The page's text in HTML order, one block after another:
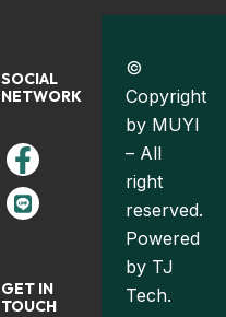
SOCIAL
NETWORK
GET IN
TOUCH
©
Copyright
by MUYI
– All
right
reserved.
Powered
by TJ
Tech.